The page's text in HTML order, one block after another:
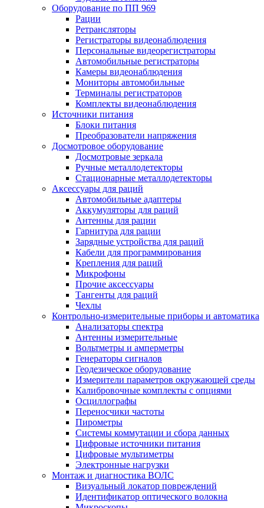
Оборудование по ПП 969
Рации
Ретрансляторы
Регистраторы видеонаблюдения
Персональные видеорегистраторы
Автомобильные регистраторы
Камеры видеонаблюдения
Мониторы автомобильные
Терминалы регистраторов
Комплекты видеонаблюдения
Источники питания
Блоки питания
Преобразователи напряжения
Досмотровое оборудование
Досмотровые зеркала
Ручные металлодетекторы
Стационарные металлодетекторы
Аксессуары для раций
Автомобильные адаптеры
Аккумуляторы для раций
Антенны для рации
Гарнитура для рации
Зарядные устройства для раций
Кабели для программирования
Крепления для раций
Микрофоны
Прочие аксессуары
Тангенты для раций
Чехлы
Контрольно-измерительные приборы и автоматика
Анализаторы спектра
Антенны измерительные
Вольтметры и амперметры
Генераторы сигналов
Геодезическое оборудование
Измерители параметров окружающей среды
Калибровочные комплекты с опциями
Осциллографы
Переносчики частоты
Пирометры
Системы коммутации и сбора данных
Цифровые источники питания
Цифровые мультиметры
Электронные нагрузки
Монтаж и диагностика ВОЛС
Визуальный локатор повреждений
Идентификатор оптического волокна